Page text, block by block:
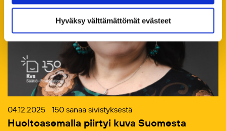
sisältö on käytettävissäsi.
Hyväksy välttämättömät evästeet
04.12.2025 150 sanaa sivistyksestä
Huoltoasemalla piirtyi kuva Suomesta